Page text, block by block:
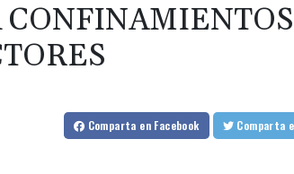
Comparta en Facebook Comparta